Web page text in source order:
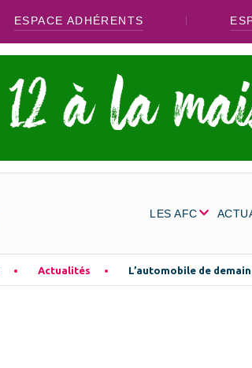
ESPACE ADHÉRENTS
LES AFC
Actualités L’automobile de